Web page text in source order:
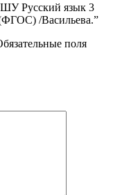
Русский язык 3
/Васильева.”
поля